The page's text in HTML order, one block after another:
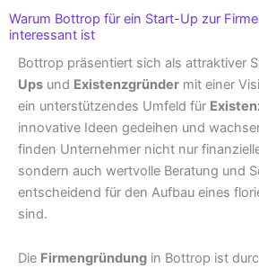
Warum Bottrop für ein Start-Up zur
interessant ist
Bottrop präsentiert sich als attraktiver
Ups und Existenzgründer mit einer
ein unterstützendes Umfeld für
innovative Ideen gedeihen und
finden Unternehmer nicht nur
sondern auch wertvolle Beratung und
entscheidend für den Aufbau eines
sind.
Die Firmengründung in Bottrop ist